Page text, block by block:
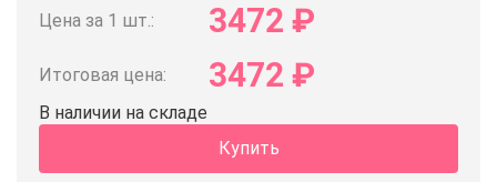
Цена за 1 шт.: 3472 ₽
Итоговая цена: 3472 ₽
В наличии на складе
Купить